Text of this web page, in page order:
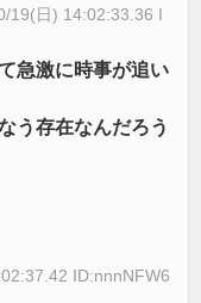
19(日) 14:02:33.36 I
急激に時事が追い
う存在なんだろう
ID:nnnNFW6